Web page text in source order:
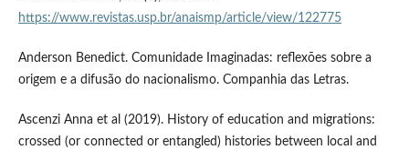
https://www.revistas.usp.br/anaismp/article/view/122775
Anderson Benedict. Comunidade Imaginadas: reflexões sobre a
origem e a difusão do nacionalismo. Companhia das Letras.
Ascenzi Anna et al (2019). History of education and migrations:
crossed (or connected or entangled) histories between local and